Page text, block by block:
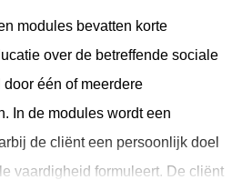
modules bevatten korte
over de betreffende sociale
één of meerdere
In de modules wordt een
de cliënt een persoonlijk doel
vaardigheid formuleert. De cliënt